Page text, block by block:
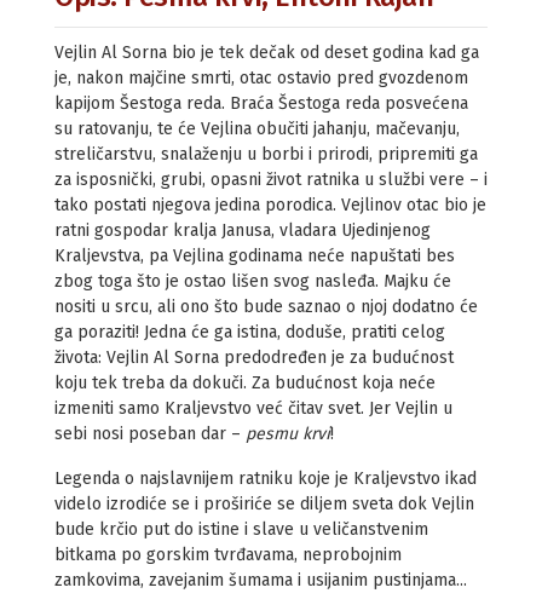
Vejlin Al Sorna bio je tek dečak od deset godina kad ga
je, nakon majčine smrti, otac ostavio pred gvozdenom
kapijom Šestoga reda. Braća Šestoga reda posvećena
su ratovanju, te će Vejlina obučiti jahanju, mačevanju,
streličarstvu, snalaženju u borbi i prirodi, pripremiti ga
za isposnički, grubi, opasni život ratnika u službi vere – i
tako postati njegova jedina porodica. Vejlinov otac bio je
ratni gospodar kralja Janusa, vladara Ujedinjenog
Kraljevstva, pa Vejlina godinama neće napuštati bes
zbog toga što je ostao lišen svog nasleđa. Majku će
nositi u srcu, ali ono što bude saznao o njoj dodatno će
ga poraziti! Jedna će ga istina, doduše, pratiti celog
života: Vejlin Al Sorna predodređen je za budućnost
koju tek treba da dokuči. Za budućnost koja neće
izmeniti samo Kraljevstvo već čitav svet. Jer Vejlin u
sebi nosi poseban dar – pesmu krvi!
Legenda o najslavnijem ratniku koje je Kraljevstvo ikad
videlo izrodiće se i proširiće se diljem sveta dok Vejlin
bude krčio put do istine i slave u veličanstvenim
bitkama po gorskim tvrđavama, neprobojnim
zamkovima, zavejanim šumama i usijanim pustinjama...